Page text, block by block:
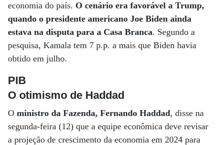
economia do país. O cenário era favorável a Trump,
quando o presidente americano Joe Biden ainda
estava na disputa para a Casa Branca. Segundo a
pesquisa, Kamala tem 7 p.p. a mais que Biden havia
obtido em julho.
PIB
O otimismo de Haddad
O ministro da Fazenda, Fernando Haddad, disse na
segunda-feira (12) que a equipe econômica deve revisar
a projeção de crescimento da economia em 2024 para